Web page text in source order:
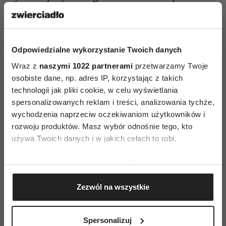
Odpowiedzialne wykorzystanie Twoich danych
Wraz z naszymi 1022 partnerami przetwarzamy Twoje
osobiste dane, np. adres IP, korzystając z takich
technologii jak pliki cookie, w celu wyświetlania
spersonalizowanych reklam i treści, analizowania tychże,
wychodzenia naprzeciw oczekiwaniom użytkowników i
rozwoju produktów. Masz wybór odnośnie tego, kto
używa Twoich danych i w jakich celach to robi.
Jeśli wyrazisz na to zgodę, chcielibyśmy również:
Gromadzić dane dotyczące Twojej lokalizacji
geograficznej z dokładnością nawet do kilku metrów
Identyfikować Twoje urządzenie, aktywnie
Zezwól na wszystkie
Spersonalizuj
ząbek czosnku, kolorowy pieprz, szczypta
majeranku i blenduję wszystko na jednolitą
1/2 kieliszka zimnej wody. Gotową, gęstą pastę
przekładam do słoika i wstawiam do lodówki na 1
dzień. Ekologiczny, razowy makaron orkiszowy
penne gotuję w wodzie bez soli tak żeby był al
dente. Odcedzam i przelewam odrobiną zimnej
wody. W misce mieszam makaron z rukolowym
pesto, jeśli trzeba dodaję odrobinę oleju
dekoracji, choć w zimie trudno o kuszące.
Podsumowanie przepisu
Pesto najlepiej przygotować sobie dzień
wcześniej, zdąży nabrać pełni smaku nim